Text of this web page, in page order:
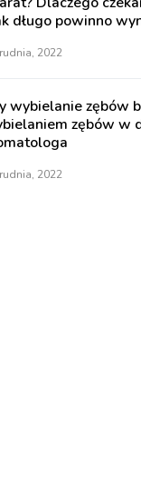
długo powinno
2022
wybielanie zębów
zębów w
2022